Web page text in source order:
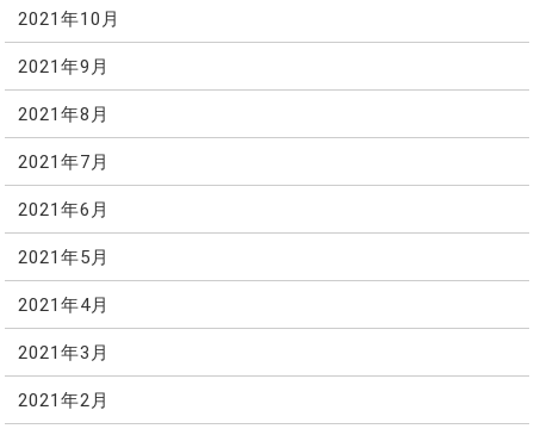
2021年10月
2021年9月
2021年8月
2021年7月
2021年6月
2021年5月
2021年4月
2021年3月
2021年2月